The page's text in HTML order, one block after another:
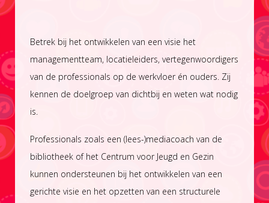
Betrek bij het ontwikkelen van een visie het
managementteam, locatieleiders, vertegenwoordigers
van de professionals op de werkvloer én ouders. Zij
kennen de doelgroep van dichtbij en weten wat nodig
is.
Professionals zoals een (lees-)mediacoach van de
bibliotheek of het Centrum voor Jeugd en Gezin
kunnen ondersteunen bij het ontwikkelen van een
gerichte visie en het opzetten van een structurele